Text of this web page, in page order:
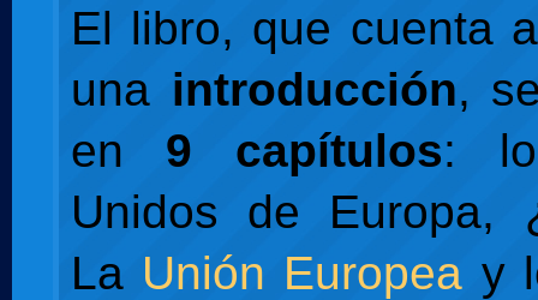
El libro, que cuenta
una introducción,
en 9 capítulos:
Unidos de Europa,
La Unión Europea y